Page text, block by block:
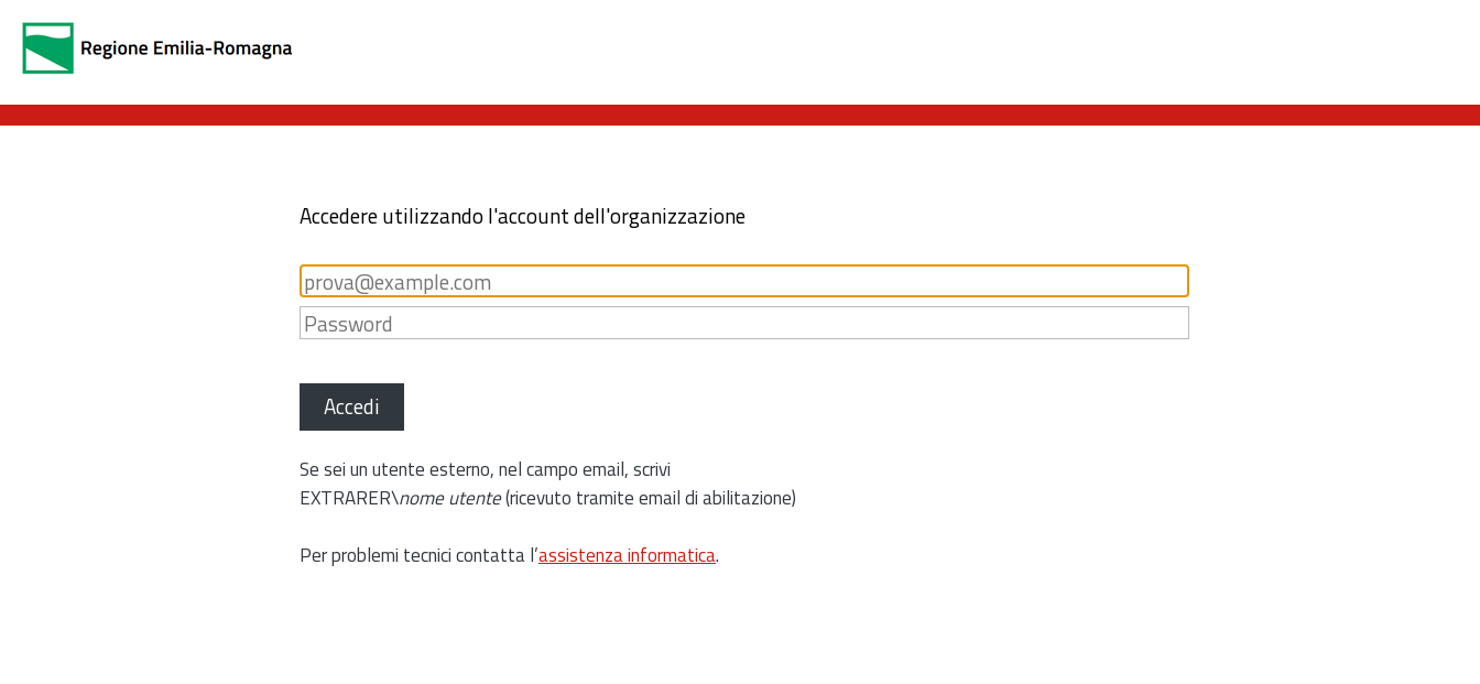
Accedere utilizzando l'account dell'organizzazione
Accedi
Se sei un utente esterno, nel campo email, scrivi
EXTRARER\nome utente(ricevuto tramite email di abilitazione)
Per problemi tecnici contatta l’assistenza informatica.